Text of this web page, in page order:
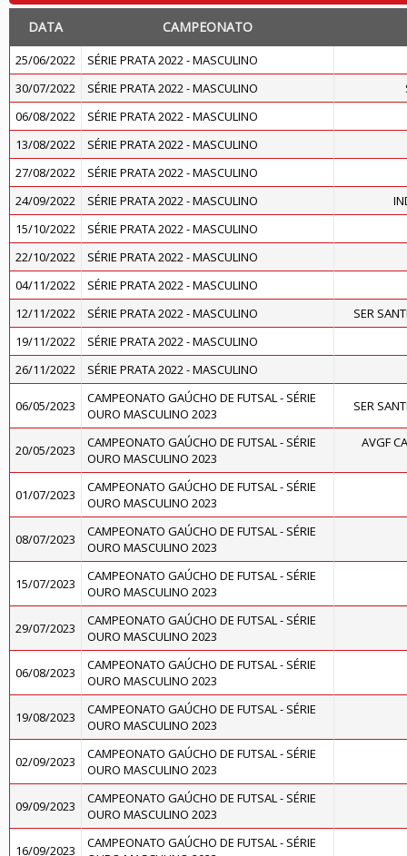
DATA CAMPEONATO
25/06/2022
SÉRIE PRATA 2022 - MASCULINO
30/07/2022
SÉRIE PRATA 2022 - MASCULINO
06/08/2022
SÉRIE PRATA 2022 - MASCULINO
13/08/2022
SÉRIE PRATA 2022 - MASCULINO
27/08/2022
SÉRIE PRATA 2022 - MASCULINO
24/09/2022
SÉRIE PRATA 2022 - MASCULINO
15/10/2022
SÉRIE PRATA 2022 - MASCULINO
22/10/2022
SÉRIE PRATA 2022 - MASCULINO
04/11/2022
SÉRIE PRATA 2022 - MASCULINO
12/11/2022
SÉRIE PRATA 2022 - MASCULINO
SER
19/11/2022
SÉRIE PRATA 2022 - MASCULINO
26/11/2022
SÉRIE PRATA 2022 - MASCULINO
06/05/2023
CAMPEONATO GAÚCHO DE FUTSAL - SÉRIE
OURO MASCULINO 2023
SER
20/05/2023
CAMPEONATO GAÚCHO DE FUTSAL - SÉRIE
OURO MASCULINO 2023
AVGF
01/07/2023
CAMPEONATO GAÚCHO DE FUTSAL - SÉRIE
OURO MASCULINO 2023
08/07/2023
CAMPEONATO GAÚCHO DE FUTSAL - SÉRIE
OURO MASCULINO 2023
15/07/2023
CAMPEONATO GAÚCHO DE FUTSAL - SÉRIE
OURO MASCULINO 2023
29/07/2023
CAMPEONATO GAÚCHO DE FUTSAL - SÉRIE
OURO MASCULINO 2023
06/08/2023
CAMPEONATO GAÚCHO DE FUTSAL - SÉRIE
OURO MASCULINO 2023
19/08/2023
CAMPEONATO GAÚCHO DE FUTSAL - SÉRIE
OURO MASCULINO 2023
02/09/2023
CAMPEONATO GAÚCHO DE FUTSAL - SÉRIE
OURO MASCULINO 2023
09/09/2023
CAMPEONATO GAÚCHO DE FUTSAL - SÉRIE
OURO MASCULINO 2023
16/09/2023
CAMPEONATO GAÚCHO DE FUTSAL - SÉRIE